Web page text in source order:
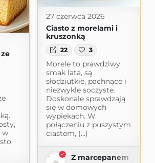
27 czerwca 2026
Ciasto z morelami i
kruszonką
22 3
Morele to prawdziwy
smak lata, są
słodziutkie, pachnące i
niezwykle soczyste.
Doskonale sprawdzają
się w domowych
wypiekach. W
połączeniu z puszystym
ciastem, (...)
Z marcepanem
w